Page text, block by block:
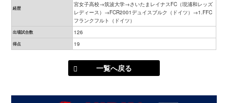
経歴
宮女子高校→筑波大学→さいたまレイナスFC（現浦和レッズ
レディース）→FCR2001デュイスブルク（ドイツ）→1.FFC
フランクフルト（ドイツ）
出場試合数 126
得点 19
一覧へ戻る